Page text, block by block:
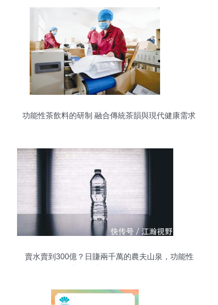
功能性茶飲料的研制 融合傳統茶韻與現代健康需求
賣水賣到300億？日賺兩千萬的農夫山泉，功能性